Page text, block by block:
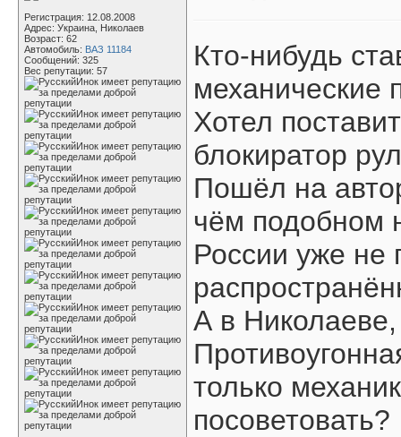
Регистрация: 12.08.2008
Адрес: Украина, Николаев
Возраст: 62
Автомобиль: ВАЗ 11184
Сообщений: 325
Вес репутации: 57
Кто-нибудь
механические
Хотел
блокиратор
Пошёл на
чём подобном
России уже не
А в
только
посоветовать?